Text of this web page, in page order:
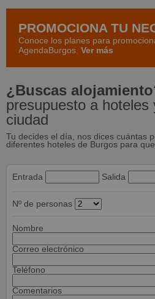
PROMOCIONA TU
Conoce los planes para
AgendaBurgos. Ver más
¿Buscas
presupuesto a hoteles
ciudad
Tu decides el día, nos dices cuántas
diferentes hoteles de Burgos para
Entrada Salida
Nº de personas
Nombre
Correo electrónico
Teléfono
Comentarios